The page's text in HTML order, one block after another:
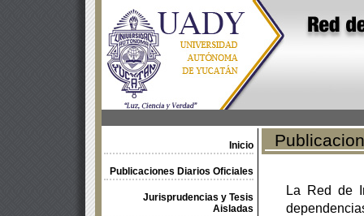
Inicio
Publicaciones Diarios Oficiales
Jurisprudencias y Tesis
Aisladas
La Red de